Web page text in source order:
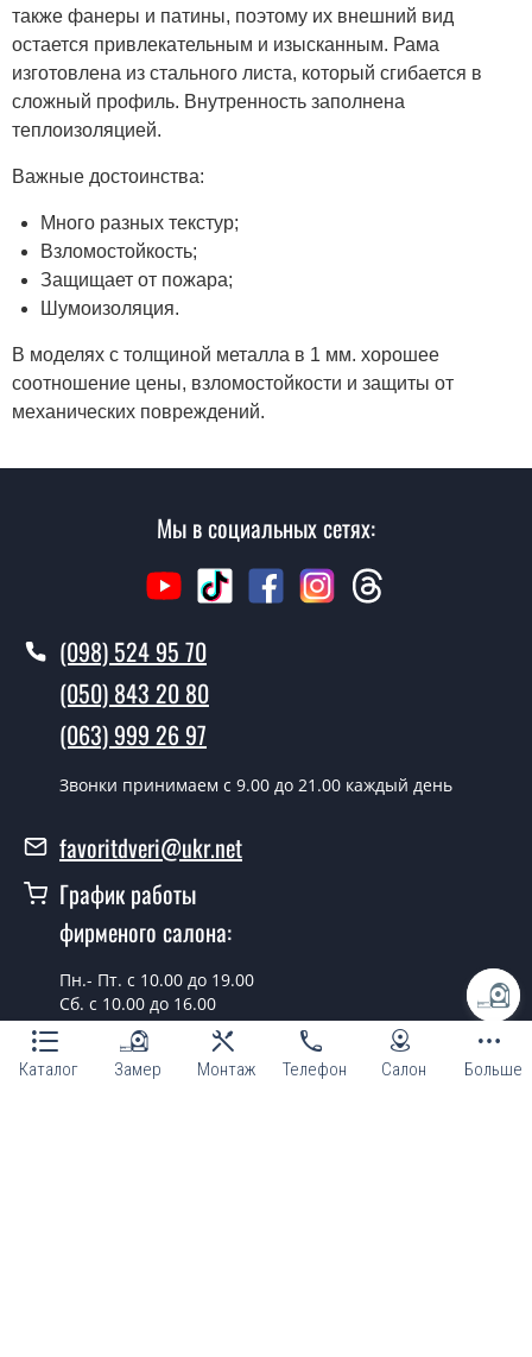
Каталог Замер Монтаж Телефон Салон Больше
также фанеры и патины, поэтому их внешний вид
остается привлекательным и изысканным. Рама
изготовлена из стального листа, который сгибается в
сложный профиль. Внутренность заполнена
теплоизоляцией.
Важные достоинства:
Много разных текстур;
Взломостойкость;
Защищает от пожара;
Шумоизоляция.
В моделях с толщиной металла в 1 мм. хорошее
соотношение цены, взломостойкости и защиты от
механических повреждений.
Мы в социальных сетях:
(098) 524 95 70
(050) 843 20 80
(063) 999 26 97
Звонки принимаем c 9.00 до 21.00 каждый день
favoritdveri@ukr.net
График работы
фирменого салона:
Пн.- Пт. с 10.00 до 19.00
Сб. с 10.00 до 16.00
г. Киев, просп. Бажана, 14